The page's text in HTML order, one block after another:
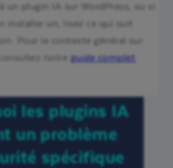
un plugin IA sur WordPress, ou si
installer un, lisez ce qui suit
Pour le contexte général sur
notre guide complet
les plugins IA
un problème
spécifique